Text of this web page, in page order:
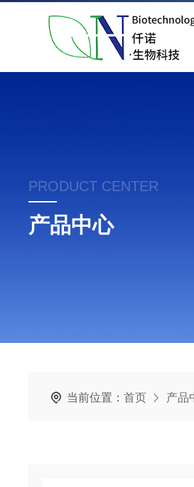
PRODUCT CENTER
产品中心
当前位置： 首页 产品